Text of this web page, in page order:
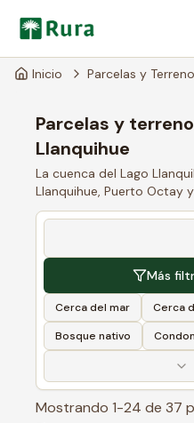
Inicio Parcelas y
Parcelas y
Llanquihue
La cuenca del Lago
Llanquihue, Puerto Octay
Más
Cerca del mar Cerca
Bosque nativo
Mostrando 1-24 de 37